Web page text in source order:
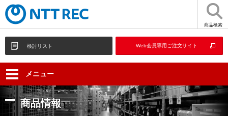
商品検索
検討リスト Web会員専用ご注文サイト
メニュー
商品情報